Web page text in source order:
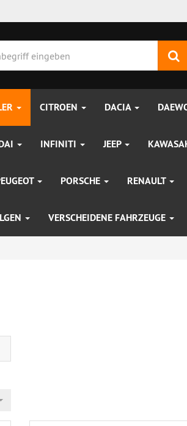
CITROEN DACIA
INFINITI JEEP
PORSCHE RENAULT
VERSCHEIDENE FAHRZEUGE